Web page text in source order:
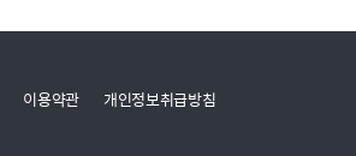
이용약관 개인정보취급방침